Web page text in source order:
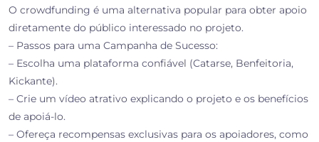
O crowdfunding é uma alternativa popular para obter apoio
diretamente do público interessado no projeto.
– Passos para uma Campanha de Sucesso:
– Escolha uma plataforma confiável (Catarse, Benfeitoria,
Kickante).
– Crie um vídeo atrativo explicando o projeto e os benefícios
de apoiá-lo.
– Ofereça recompensas exclusivas para os apoiadores, como